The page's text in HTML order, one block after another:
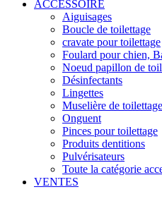
ACCESSOIRE
Aiguisages
Boucle de toilettage
cravate pour toilettage
Foulard pour chien,
Noeud papillon de
Désinfectants
Lingettes
Muselière de toilettage
Onguent
Pinces pour toilettage
Produits dentitions
Pulvérisateurs
Toute la catégorie
VENTES